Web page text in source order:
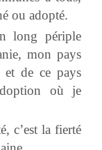
ou adopté.
long périple
mon pays
et de ce pays
où je
c’est la fierté